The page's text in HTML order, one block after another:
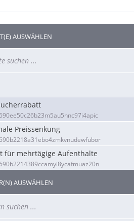
AUSWÄHLEN
Preissenkung
für mehrtägige Aufenthalte
AUSWÄHLEN